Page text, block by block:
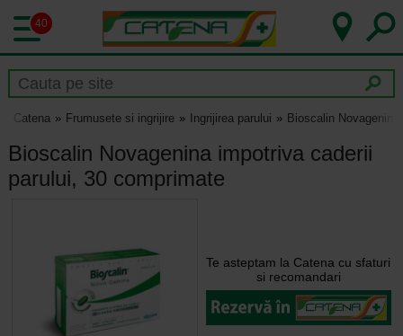
40
Catena Frumusete si ingrijire Ingrijirea parului Bioscalin
Bioscalin Novagenina impotriva caderii
parului, 30 comprimate
Te asteptam la Catena cu sfaturi
si recomandari